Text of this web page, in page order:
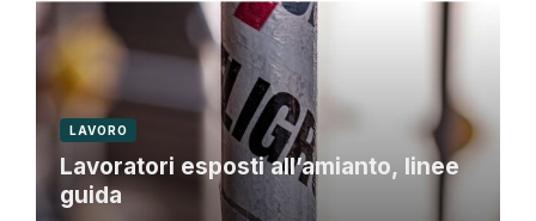
LAVORO
Lavoratori esposti all’amianto, linee
guida